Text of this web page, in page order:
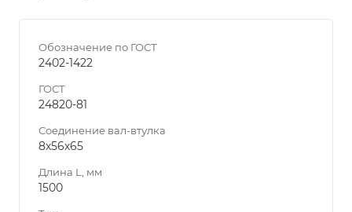
Обозначение по ГОСТ
2402-1422
ГОСТ
24820-81
Соединение вал-втулка
8х56х65
Длина L, мм
1500